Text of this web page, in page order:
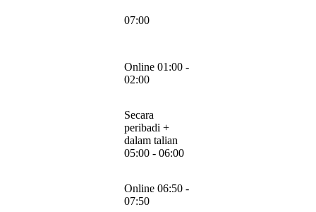
07:00
Online 01:00 -
02:00
Secara
peribadi +
dalam talian
05:00 - 06:00
Online 06:50 -
07:50